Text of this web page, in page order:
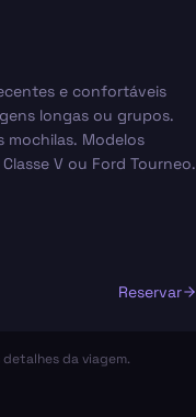
e confortáveis
longas ou grupos.
mochilas. Modelos
V ou Ford Tourneo.
Reservar
da viagem.